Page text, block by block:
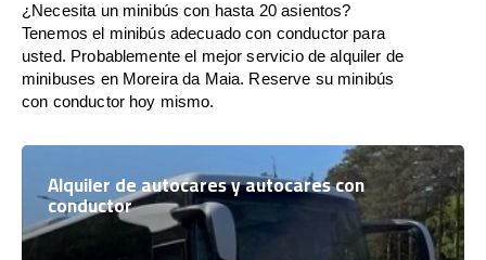
¿Necesita un minibús con hasta 20 asientos?
Tenemos el minibús adecuado con conductor para
usted. Probablemente el mejor servicio de alquiler de
minibuses en Moreira da Maia. Reserve su minibús
con conductor hoy mismo.
Alquiler de autocares y autocares con
conductor